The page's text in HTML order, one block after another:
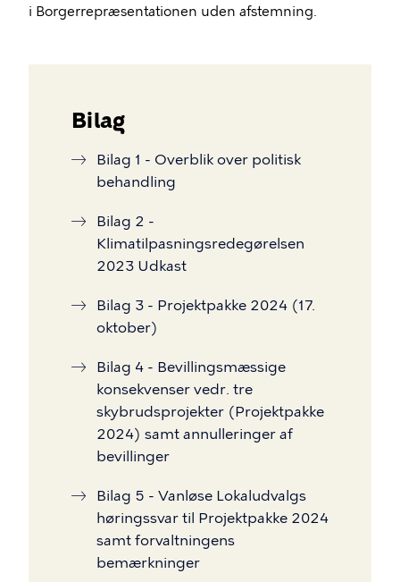
i Borgerrepræsentationen uden afstemning.
Bilag
Bilag 1 - Overblik over politisk
behandling
Bilag 2 -
Klimatilpasningsredegørelsen
2023 Udkast
Bilag 3 - Projektpakke 2024 (17.
oktober)
Bilag 4 - Bevillingsmæssige
konsekvenser vedr. tre
skybrudsprojekter (Projektpakke
2024) samt annulleringer af
bevillinger
Bilag 5 - Vanløse Lokaludvalgs
høringssvar til Projektpakke 2024
samt forvaltningens
bemærkninger